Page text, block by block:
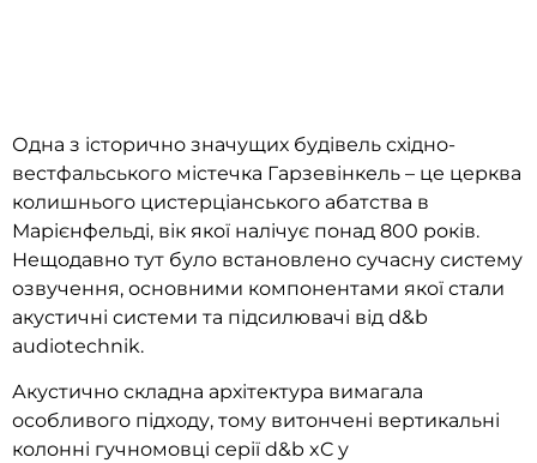
Одна з історично значущих будівель східно-
вестфальського містечка Гарзевінкель – це церква
колишнього цистерціанського абатства в
Марієнфельді, вік якої налічує понад 800 років.
Нещодавно тут було встановлено сучасну систему
озвучення, основними компонентами якої стали
акустичні системи та підсилювачі від d&b
audiotechnik.
Акустично складна архітектура вимагала
особливого підходу, тому витончені вертикальні
колонні гучномовці серії d&b xC у